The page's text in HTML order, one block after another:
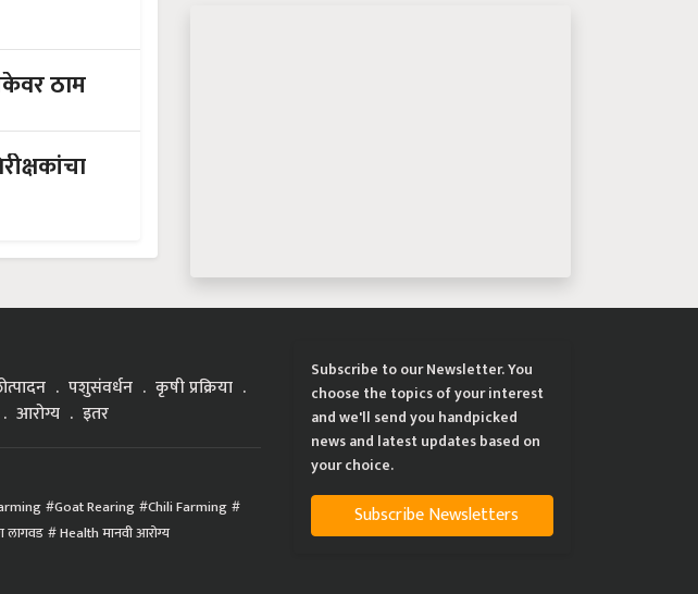
ठाम
पशुसंवर्धन
कृषी प्रक्रिया
आरोग्य इतर
Goat Rearing Chili Farming
लागवड Health मानवी आरोग्य
Subscribe to our Newsletter. You
choose the topics of your interest
and we'll send you handpicked
news and latest updates based on
your choice.
Subscribe Newsletters